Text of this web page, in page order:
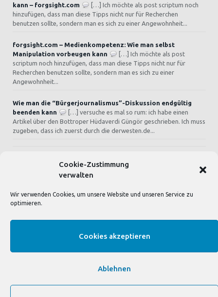
Cookie-Zustimmung
verwalten
Wir verwenden Cookies, um unsere Website und unseren Service zu
optimieren.
Cookies akzeptieren
Ablehnen
kann – forgsight.com
[…] Ich möchte als post scriptum noch
hinzufügen, dass man diese Tipps nicht nur für Recherchen
benutzen sollte, sondern man es sich zu einer Angewohnheit...
forgsight.com – Medienkompetenz: Wie man selbst
Manipulation vorbeugen kann
[…] Ich möchte als post
scriptum noch hinzufügen, dass man diese Tipps nicht nur für
Recherchen benutzen sollte, sondern man es sich zu einer
Angewohnheit...
Wie man die “Bürgerjournalismus”-Diskussion endgültig
beenden kann
[…] versuche es mal so rum: ich habe einen
Artikel über den Bottroper Hüdaverdi Güngör geschrieben. Ich muss
zugeben, dass ich zuerst durch die derwesten.de...
Deutsch-Türkisches Journal